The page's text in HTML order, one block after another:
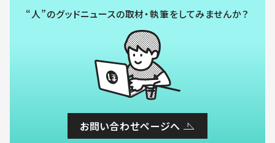
“人”のグッドニュースの取材・執筆をしてみませんか？
お問い合わせページへ